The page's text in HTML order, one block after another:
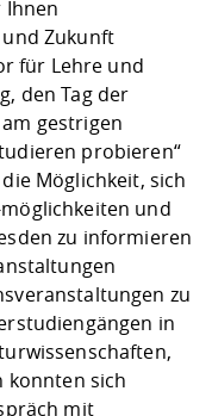
Fremdsprachen
Jobs, Praktika,
Arbeit
Ihnen
Zukunft
für Lehre und
den Tag der
gestrigen
probieren“
Möglichkeit, sich
und
zu informieren
zu
in
konnten sich
mit